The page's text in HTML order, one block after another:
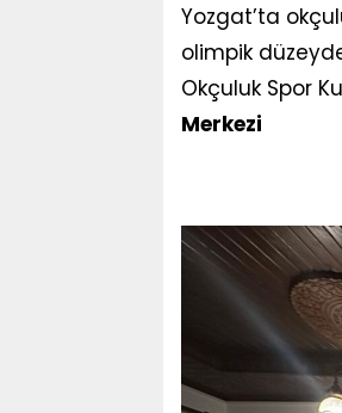
Yozgat’ta
olimpik
Okçuluk Spor
Merkezi